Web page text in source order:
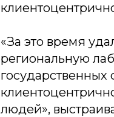
«За это время
региональную
государственных
людей»,